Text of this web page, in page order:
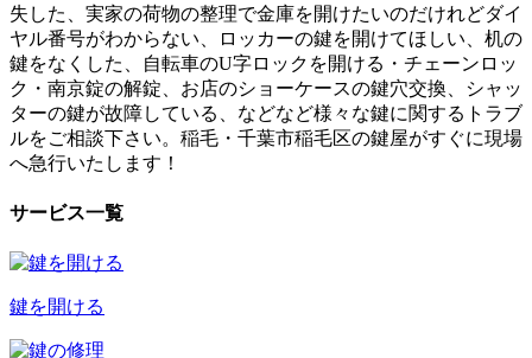
失した、実家の荷物の整理で金庫を開けたいのだけれどダイ
ヤル番号がわからない、ロッカーの鍵を開けてほしい、机の
鍵をなくした、自転車のU字ロックを開ける・チェーンロッ
ク・南京錠の解錠、お店のショーケースの鍵穴交換、シャッ
ターの鍵が故障している、などなど様々な鍵に関するトラブ
ルをご相談下さい。稲毛・千葉市稲毛区の鍵屋がすぐに現場
へ急行いたします！
サービス一覧
鍵を開ける